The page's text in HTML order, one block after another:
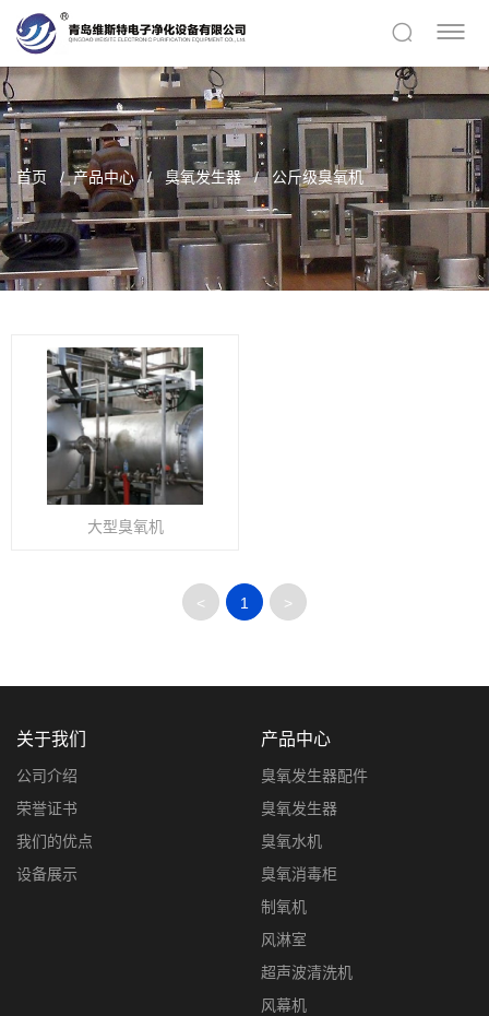
首页 产品中心 臭氧发生器 公斤级臭氧机
大型臭氧机
< 1 >
关于我们
公司介绍
荣誉证书
我们的优点
设备展示
产品中心
臭氧发生器配件
臭氧发生器
臭氧水机
臭氧消毒柜
制氧机
风淋室
超声波清洗机
风幕机